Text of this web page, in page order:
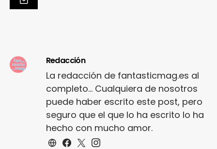
Redacción
La redacción de fantasticmag.es al
completo... Cualquiera de nosotros
puede haber escrito este post, pero
seguro que el que lo ha escrito lo ha
hecho con mucho amor.